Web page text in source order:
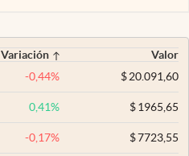
Variación
Valor
-0,44% $20.091,60
0,41% $1965,65
-0,17% $7723,55